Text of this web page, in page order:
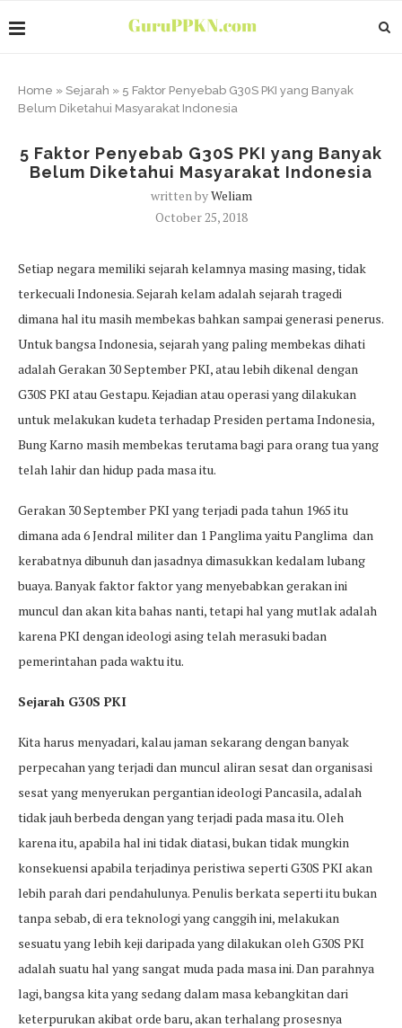
Home » Sejarah » 5 Faktor Penyebab G30S PKI yang Banyak
Belum Diketahui Masyarakat Indonesia
5 Faktor Penyebab G30S PKI yang Banyak
Belum Diketahui Masyarakat Indonesia
written byWeliam
October 25, 2018
Setiap negara memiliki sejarah kelamnya masing masing, tidak
terkecuali Indonesia. Sejarah kelam adalah sejarah tragedi
dimana hal itu masih membekas bahkan sampai generasi penerus.
Untuk bangsa Indonesia, sejarah yang paling membekas dihati
adalah Gerakan 30 September PKI, atau lebih dikenal dengan
G30S PKI atau Gestapu. Kejadian atau operasi yang dilakukan
untuk melakukan kudeta terhadap Presiden pertama Indonesia,
Bung Karno masih membekas terutama bagi para orang tua yang
telah lahir dan hidup pada masa itu.
Gerakan 30 September PKI yang terjadi pada tahun 1965 itu
dimana ada 6 Jendral militer dan 1 Panglima yaitu Panglima dan
kerabatnya dibunuh dan jasadnya dimasukkan kedalam lubang
buaya. Banyak faktor faktor yang menyebabkan gerakan ini
muncul dan akan kita bahas nanti, tetapi hal yang mutlak adalah
karena PKI dengan ideologi asing telah merasuki badan
pemerintahan pada waktu itu.
Sejarah G30S PKI
Kita harus menyadari, kalau jaman sekarang dengan banyak
perpecahan yang terjadi dan muncul aliran sesat dan organisasi
sesat yang menyerukan pergantian ideologi Pancasila, adalah
tidak jauh berbeda dengan yang terjadi pada masa itu. Oleh
karena itu, apabila hal ini tidak diatasi, bukan tidak mungkin
konsekuensi apabila terjadinya peristiwa seperti G30S PKI akan
lebih parah dari pendahulunya. Penulis berkata seperti itu bukan
tanpa sebab, di era teknologi yang canggih ini, melakukan
sesuatu yang lebih keji daripada yang dilakukan oleh G30S PKI
adalah suatu hal yang sangat muda pada masa ini. Dan parahnya
lagi, bangsa kita yang sedang dalam masa kebangkitan dari
keterpurukan akibat orde baru, akan terhalang prosesnya